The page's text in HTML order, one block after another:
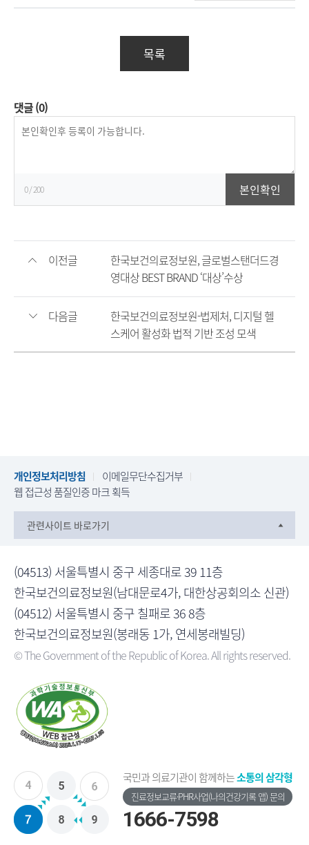
목록
댓글(0)
0/ 200 본인확인
이전글
한국보건의료정보원, 글로벌스탠더드경
영대상 BEST BRAND ‘대상’수상
다음글
한국보건의료정보원-법제처, 디지털 헬
스케어 활성화 법적 기반 조성 모색
개인정보처리방침
이메일무단수집거부
웹 접근성 품질인증 마크 획득
관련사이트 바로가기
(04513) 서울특별시 중구 세종대로 39 11층
한국보건의료정보원(남대문로4가, 대한상공회의소 신관)
(04512) 서울특별시 중구 칠패로 36 8층
한국보건의료정보원(봉래동 1가, 연세봉래빌딩)
© The Government of the Republic of Korea. All rights reserved.
국민과 의료기관이 함께하는소통의 삼각형
진료정보교류·PHR사업(나의건강기록 앱) 문의
1666-7598